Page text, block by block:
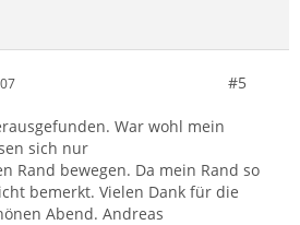
#5
War wohl mein
sich nur
Rand bewegen. Da mein Rand so
bemerkt. Vielen Dank für die
Abend. Andreas